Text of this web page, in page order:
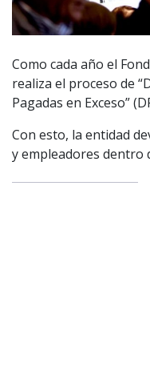
Como cada año el
realiza el proceso de
Pagadas en Exceso”
Con esto, la entidad
y empleadores dentro